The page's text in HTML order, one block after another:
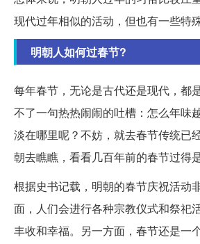
现代过年相似的活动，但也有一些特
明朝人如何过春节?
每年春节，无论是古代还是现代，都
不了一句热热闹闹的吐槽：怎么年味
淡在哪里呢？不妨，就去春节传统已
朝去瞧瞧，看看几百年前的春节过得
根据史书记载，明朝的春节庆祝活动
面，人们会进行各种宗教仪式和祭祀
丰收和幸福。另一方面，春节还是一